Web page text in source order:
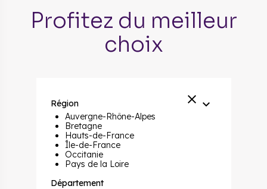
Profitez du meilleur
choix
Région
Auvergne-Rhône-Alpes
Bretagne
Hauts-de-France
Île-de-France
Occitanie
Pays de la Loire
Département